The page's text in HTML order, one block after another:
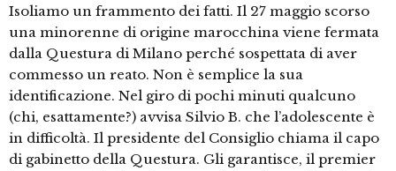
Isoliamo un frammento dei fatti. Il 27 maggio scorso
una minorenne di origine marocchina viene fermata
dalla Questura di Milano perché sospettata di aver
commesso un reato. Non è semplice la sua
identificazione. Nel giro di pochi minuti qualcuno
(chi, esattamente?) avvisa Silvio B. che l’adolescente è
in difficoltà. Il presidente del Consiglio chiama il capo
di gabinetto della Questura. Gli garantisce, il premier